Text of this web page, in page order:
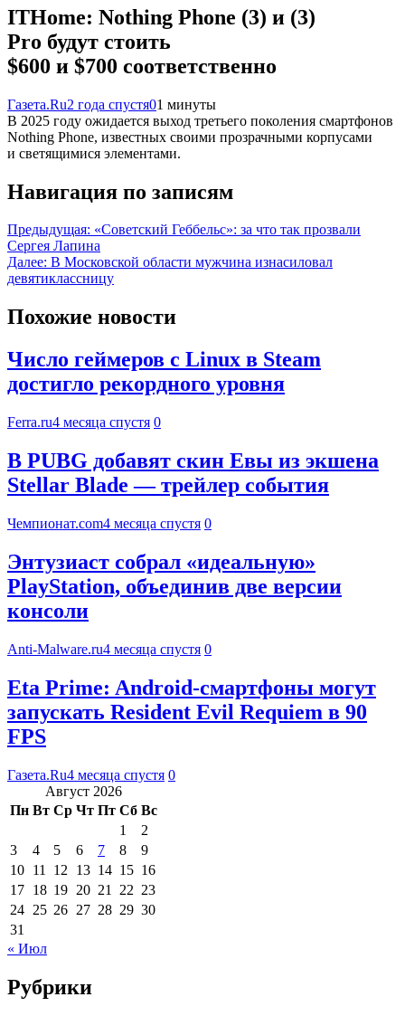
ITHome: Nothing Phone (3) и (3)
Pro будут стоить
$600 и $700 соответственно
Газета.Ru2 года спустя01 минуты
В 2025 году ожидается выход третьего поколения смартфонов
Nothing Phone, известных своими прозрачными корпусами
и светящимися элементами.
Навигация по записям
Предыдущая: «Советский Геббельс»: за что так прозвали
Сергея Лапина
Далее: В Московской области мужчина изнасиловал
девятиклассницу
Похожие новости
Число геймеров с Linux в Steam
достигло рекордного уровня
Ferra.ru4 месяца спустя 0
В PUBG добавят скин Евы из экшена
Stellar Blade — трейлер события
Чемпионат.com4 месяца спустя 0
Энтузиаст собрал «идеальную»
PlayStation, объединив две версии
консоли
Anti-Malware.ru4 месяца спустя 0
Eta Prime: Android-смартфоны могут
запускать Resident Evil Requiem в 90
FPS
Газета.Ru4 месяца спустя 0
Август 2026
Пн Вт Ср Чт Пт Сб Вс
1
2
3
4 5 6 7 8
9
10 11 12 13 14 15 16
17 18 19 20 21 22 23
24 25 26 27 28 29 30
31
« Июл
Рубрики